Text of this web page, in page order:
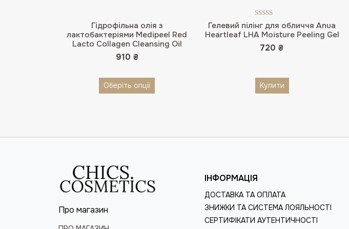
Гідрофільна олія з
лактобактеріями Medipeel Red
Lacto Collagen Cleansing Oil
910 ₴
Оберіть опції
Гелевий пілінг для обличчя Anua
Heartleaf LHA Moisture Peeling Gel
Оцінено в
5.00з 5
720 ₴
Купити
Про магазин
ІНФОРМАЦІЯ
ДОСТАВКА ТА ОПЛАТА
ЗНИЖКИ ТА СИСТЕМА ЛОЯЛЬНОСТІ
СЕРТИФІКАТИ АУТЕНТИЧНОСТІ